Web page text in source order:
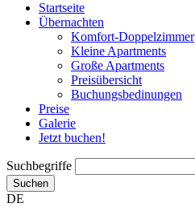
Startseite
Übernachten
Komfort-Doppelzimmer
Kleine Apartments
Große Apartments
Preisübersicht
Buchungsbedinungen
Preise
Galerie
Jetzt buchen!
Suchbegriffe
Suchen
DE